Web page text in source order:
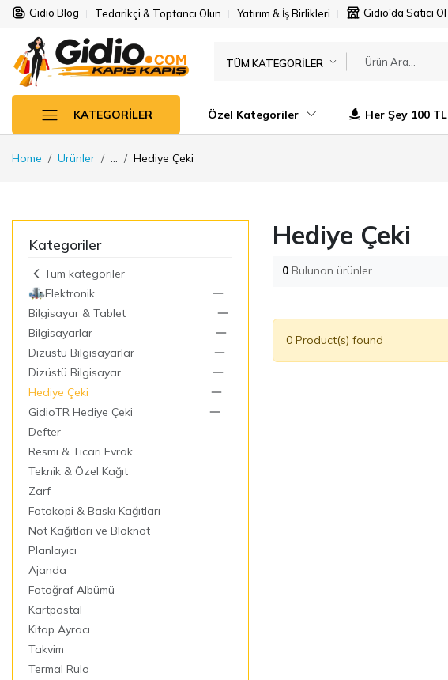
Gidio Blog Tedarikçi & Toptancı Olun Yatırım & İş Birlikleri Gidio'da Satıcı Ol
TÜM KATEGORILER
KATEGORILER Özel Kategoriler Her Şey 100 TL
Home Ürünler Hediye Çeki
Kategoriler
Tüm kategoriler
Elektronik
Bilgisayar & Tablet
Bilgisayarlar
Dizüstü Bilgisayarlar
Dizüstü Bilgisayar
Hediye Çeki
GidioTR Hediye Çeki
Defter
Resmi & Ticari Evrak
Teknik & Özel Kağıt
Zarf
Fotokopi & Baskı Kağıtları
Not Kağıtları ve Bloknot
Planlayıcı
Ajanda
Fotoğraf Albümü
Kartpostal
Kitap Ayracı
Takvim
Termal Rulo
Hediye Çeki
0 Bulunan ürünler
0 Product(s) found